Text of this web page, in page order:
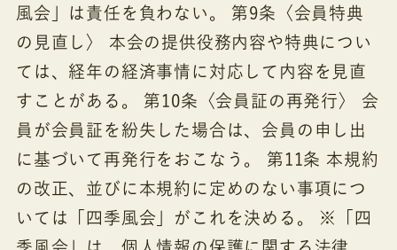
風会」は責任を負わない。 第9条〈会員特典
の見直し〉 本会の提供役務内容や特典につい
ては、経年の経済事情に対応して内容を見直
すことがある。 第10条〈会員証の再発行〉 会
員が会員証を紛失した場合は、会員の申し出
に基づいて再発行をおこなう。 第11条 本規約
の改正、並びに本規約に定めのない事項につ
いては「四季風会」がこれを決める。 ※「四